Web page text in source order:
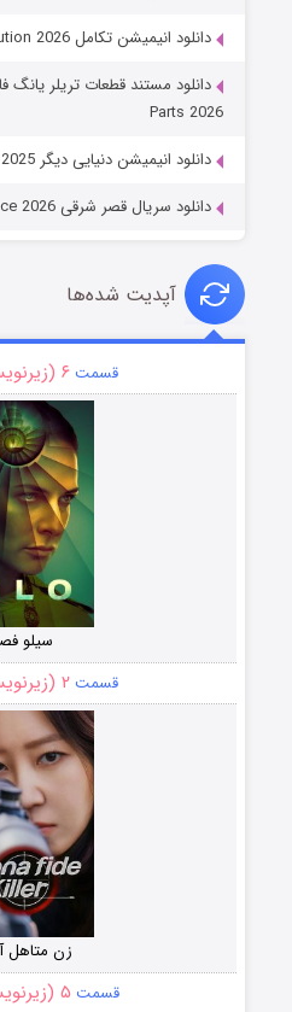
دانلود انیمیشن تکامل Evolution 2026
Parts 2026
دانلود انیمیشن دنیایی دیگر Another World 2025
دانلود سریال قصر شرقی The East Palace 2026
آپدیت شده‌ها
قسمت ۶ (زیرنویس)
سیلو
قسمت ۲ (زیرنویس)
زن
قسمت ۵ (زیرنویس)